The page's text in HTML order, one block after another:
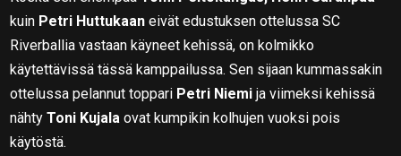
kuin Petri Huttukaan eivät edustuksen ottelussa SC
Riverballia vastaan käyneet kehissä, on kolmikko
käytettävissä tässä kamppailussa. Sen sijaan kummassakin
ottelussa pelannut toppari Petri Niemi ja viimeksi kehissä
nähtyToni Kujala ovat kumpikin kolhujen vuoksi pois
käytöstä.